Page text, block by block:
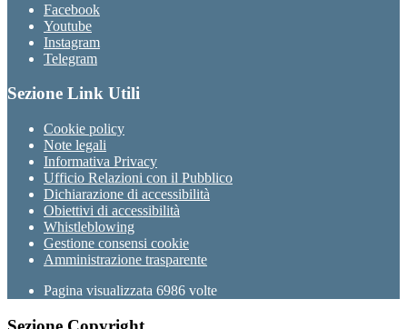
Facebook
Youtube
Instagram
Telegram
Sezione Link Utili
Cookie policy
Note legali
Informativa Privacy
Ufficio Relazioni con il Pubblico
Dichiarazione di accessibilità
Obiettivi di accessibilità
Whistleblowing
Gestione consensi cookie
Amministrazione trasparente
Pagina visualizzata 6986 volte